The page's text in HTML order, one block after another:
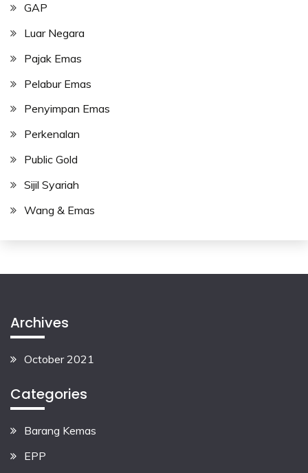
GAP
Luar Negara
Pajak Emas
Pelabur Emas
Penyimpan Emas
Perkenalan
Public Gold
Sijil Syariah
Wang & Emas
Archives
October 2021
Categories
Barang Kemas
EPP